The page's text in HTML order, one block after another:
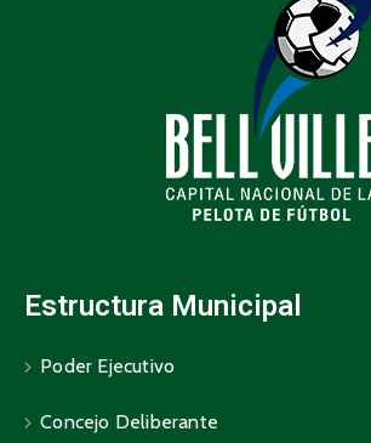
Estructura Municipal
Poder Ejecutivo
Concejo Deliberante